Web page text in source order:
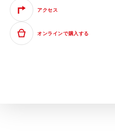
アクセス
オンラインで購入する